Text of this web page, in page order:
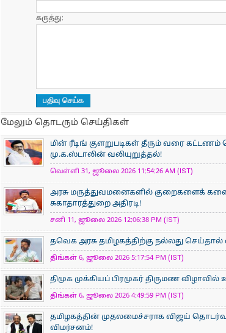
கருத்து:
மேலும் தொடரும் செய்திகள்
மின் ரீடிங் குளறுபடிகள் தீரும் வரை
மு.க.ஸ்டாலின் வலியுறுத்தல்!
வெள்ளி 31, ஜூலை 2026 11:54:26 AM (IST)
அரசு மருத்துவமனைகளில் குறைகளைக்
சுகாதாரத்துறை அதிரடி!
சனி 11, ஜூலை 2026 12:06:38 PM (IST)
தவெக அரசு தமிழகத்திற்கு நல்லது
திங்கள் 6, ஜூலை 2026 5:17:54 PM (IST)
திமுக முக்கியப் பிரமுகர் திருமண
திங்கள் 6, ஜூலை 2026 4:49:59 PM (IST)
தமிழகத்தின் முதலமைச்சராக விஜய்
விமர்சனம்!